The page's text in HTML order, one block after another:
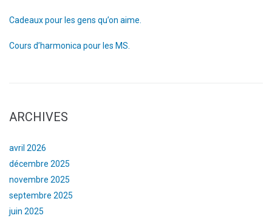
Cadeaux pour les gens qu’on aime.
Cours d’harmonica pour les MS.
ARCHIVES
avril 2026
décembre 2025
novembre 2025
septembre 2025
juin 2025